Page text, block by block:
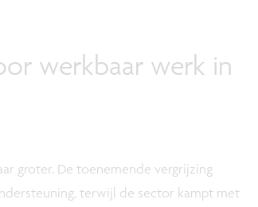
werkbaar werk in
groter. De toenemende vergrijzing
terwijl de sector kampt met